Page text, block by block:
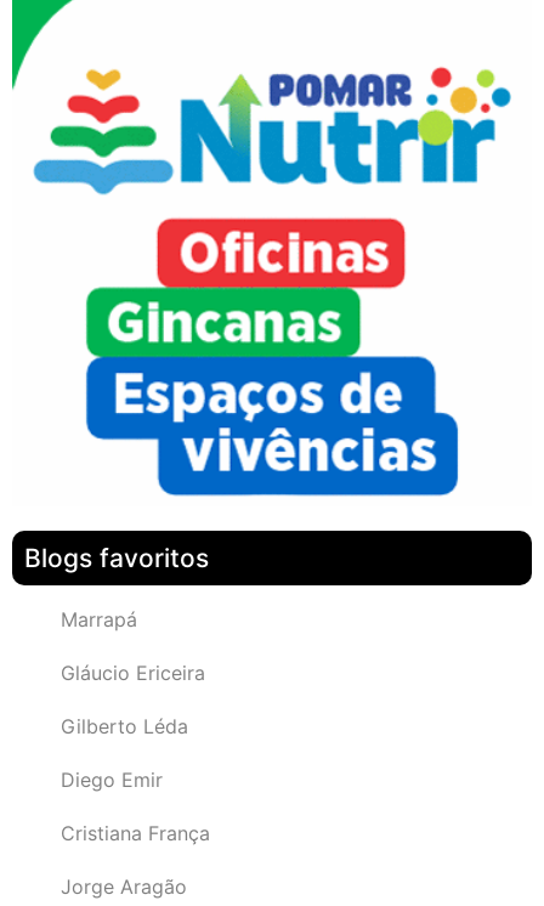
Blogs favoritos
Marrapá
Gláucio Ericeira
Gilberto Léda
Diego Emir
Cristiana França
Jorge Aragão